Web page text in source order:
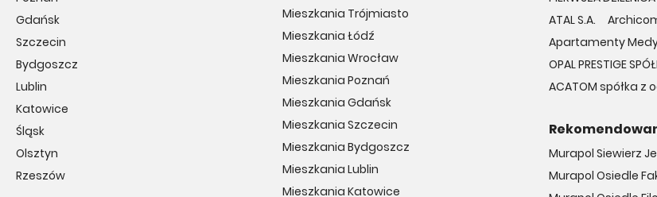
Gdańsk
Szczecin
Bydgoszcz
Lublin
Katowice
Śląsk
Olsztyn
Rzeszów
Mieszkania Trójmiasto
Mieszkania Łódź
Mieszkania Wrocław
Mieszkania Poznań
Mieszkania Gdańsk
Mieszkania Szczecin
Mieszkania Bydgoszcz
Mieszkania Lublin
Mieszkania Katowice
ATAL S.A.
Apartamenty
OPAL PRESTIGE
ACATOM spółka
Murapol Siewierz
Murapol Osiedle